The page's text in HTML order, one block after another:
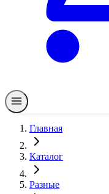
Главная
Каталог
Разные